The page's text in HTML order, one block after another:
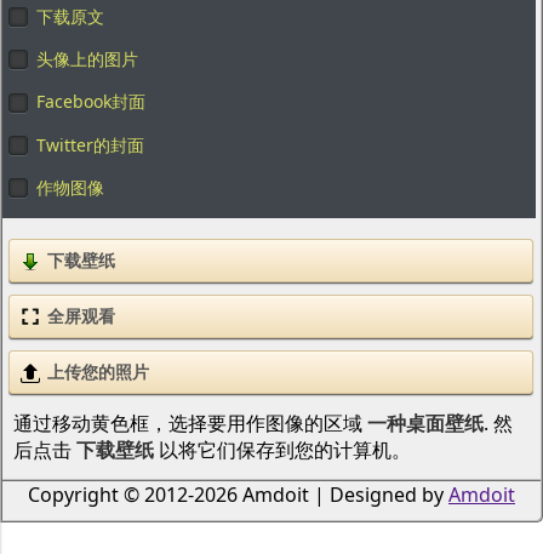
下载原文
头像上的图片
Facebook封面
Twitter的封面
作物图像
下载壁纸
全屏观看
上传您的照片
通过移动黄色框，选择要用作图像的区域一种桌面壁纸. 然
后点击下载壁纸以将它们保存到您的计算机。
Copyright © 2012-2026 Amdoit | Designed byAmdoit